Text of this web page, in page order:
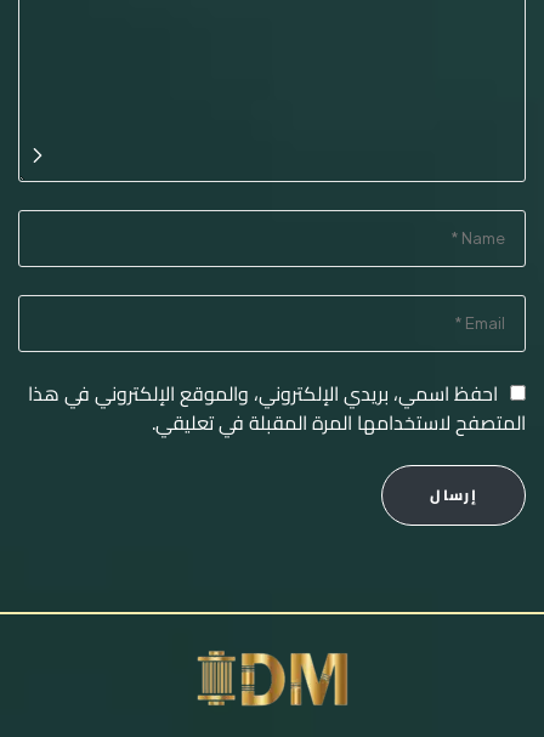
احفظ اسمي، بريدي الإلكتروني، والموقع الإلكتروني في هذا
المتصفح لاستخدامها المرة المقبلة في تعليقي.
إرسال